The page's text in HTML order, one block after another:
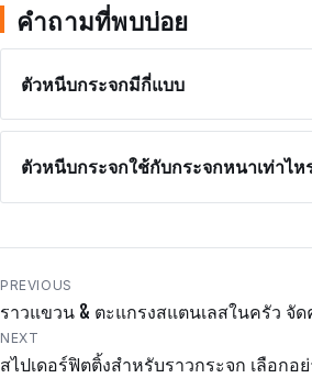
คำถามที่พบบ่อย
ตัวหนีบกระจกมีกี่แบบ
ตัวหนีบกระจกใช้กับกระจกหนาเท่าไห
แนะแนว
เรื่อง
PREVIOUS
ราวแขวน & ตะแกรงสแตนเลสในครัว จัด
NEXT
สไปเดอร์ฟิตติ้งสำหรับราวกระจก เลือก